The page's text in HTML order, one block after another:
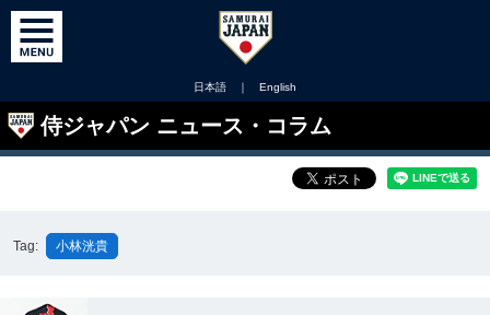
日本語 ｜ English
侍ジャパン ニュース・コラム
Tag: 小林洸貴